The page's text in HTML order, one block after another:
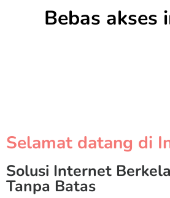
Bebas
Selamat datang di
Solusi Internet
Tanpa Batas